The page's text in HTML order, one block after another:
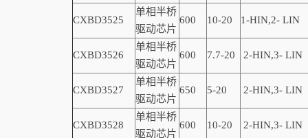
CXBD3525
单相半桥
驱动芯片
600 10-20 1-HIN,2- LIN
CXBD3526
单相半桥
驱动芯片
600 7.7-20 2-HIN,3- LIN
CXBD3527
单相半桥
驱动芯片
650 5-20 2-HIN,3- LIN
CXBD3528
单相半桥
驱动芯片
600 10-20 2-HIN,3- LIN